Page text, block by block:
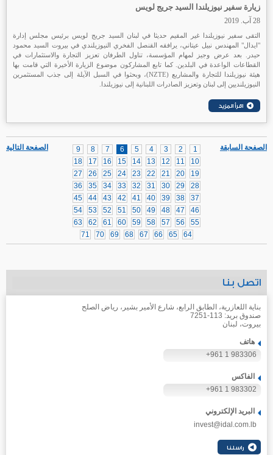
زيارة سفير نيوزيلندا السيد جريج لويس
28 آب. 2019
التقى سفير نيوزيلندا غير المقيم حديثا في لبنان السيد جريج لويس برئيس مجلس إدارة
"ايدال" المهندس نبيل عيتاني، يرافقه القنصل الفخري النيوزيلندي في بيروت السيد محمود
حيدر. بعد عرض وجيز لمهام المؤسسة، تناول الطرفان تعزيز التجارة والاستثمارات في
القطاعات الواعدة في البلدين. كما تابع المشاركون موضوع الزيارة الأخيرة التي قامت بها
هيئة نيوزيلندا للتجارة والمشاريع (NZTE)، وبحثوا في السبل الآيلة إلى جذب المستثمرين
النيوزيلنديين إلى لبنان وتعزيز الصادرات اللبنانية إلى نيوزيلندا.
الصفحة التالية 1
2
3
4
5
6
7
8
9
10
11
12
13
14
15
16
17
18
19
20
21
22
23
24
25
26
27
28
29
30
31
32
33
34
35
36
37
38
39
40
41
42
43
44
45
46
47
48
49
50
51
52
53
54
55
56
57
58
59
60
61
62
63
64
65
66
67
68
69
70
71
الصفحة السابقة
اتصل بنا
بناية اللعازرية، الطابق الرابع، شارع الأمير بشير، رياض الصلح
صندوق بريد: 113-7251
بيروت، لبنان
هاتف
+961 1 983306
الفاكس
+961 1 983302
البريد الإلكتروني
invest@idal.com.lb